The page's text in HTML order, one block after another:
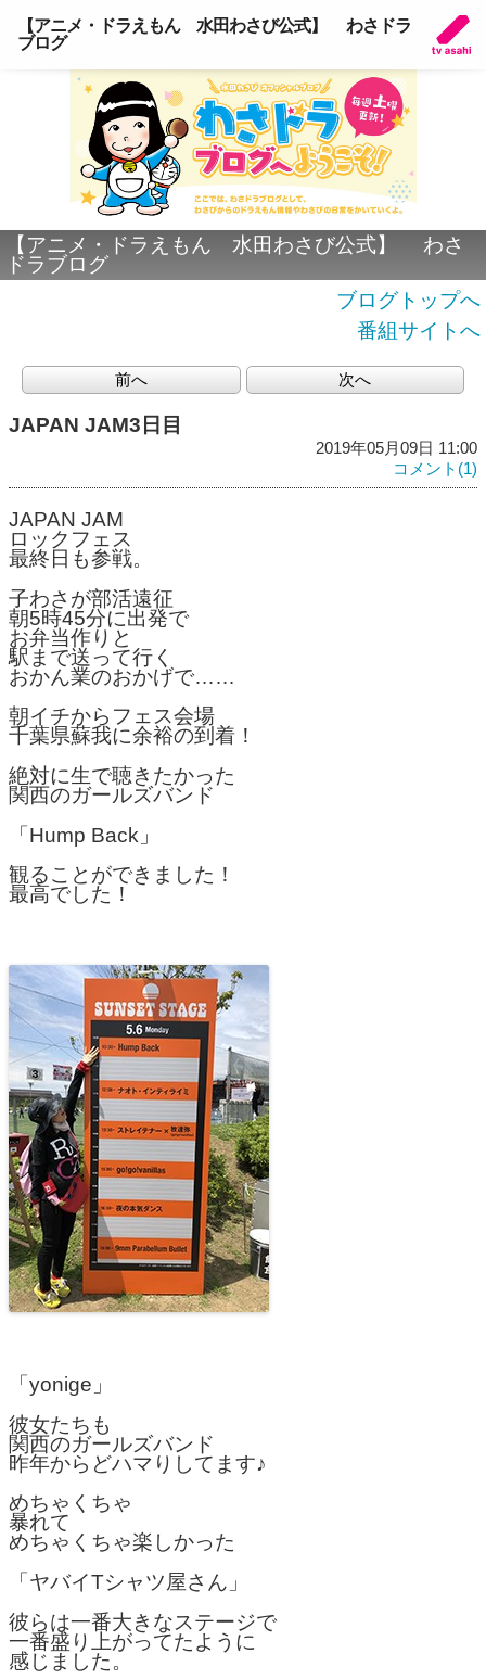
【アニメ・ドラえもん 水田わさび公式】 わさドラ
ブログ
【アニメ・ドラえもん 水田わさび公式】 わさ
ドラブログ
ブログトップへ
番組サイトへ
前へ 次へ
JAPAN JAM3日目
2019年05月09日 11:00
コメント(1)
JAPAN JAM
ロックフェス
最終日も参戦。
子わさが部活遠征
朝5時45分に出発で
お弁当作りと
駅まで送って行く
おかん業のおかげで……
朝イチからフェス会場
千葉県蘇我に余裕の到着！
絶対に生で聴きたかった
関西のガールズバンド
「Hump Back」
観ることができました！
最高でした！
「yonige」
彼女たちも
関西のガールズバンド
昨年からどハマりしてます♪
めちゃくちゃ
暴れて
めちゃくちゃ楽しかった
「ヤバイTシャツ屋さん」
彼らは一番大きなステージで
一番盛り上がってたように
感じました。